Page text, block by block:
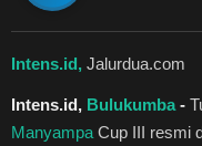
Essai
Intens.id, Jalurdua.com
Intens.id, Bulukumba -
Manyampa Cup III resmi